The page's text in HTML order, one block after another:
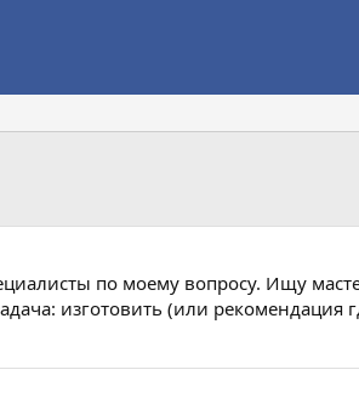
по моему вопросу. Ищу
изготовить (или